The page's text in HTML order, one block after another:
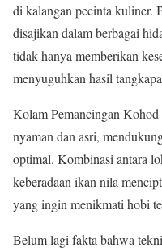
di kalangan pecinta kuliner.
disajikan dalam berbagai
tidak hanya memberikan
menyuguhkan hasil
Kolam Pemancingan
nyaman dan asri,
optimal. Kombinasi antara
keberadaan ikan nila
yang ingin menikmati hobi
Belum lagi fakta bahwa